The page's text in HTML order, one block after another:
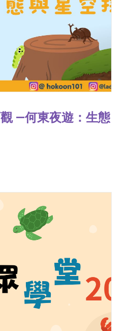
—何東夜遊：生態